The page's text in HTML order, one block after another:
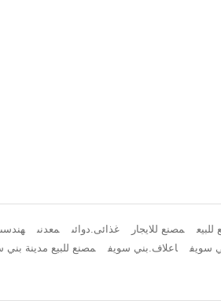
مصنع للايجار غذائى.دوائى معدنى هندسى
سويف
اعلاف.بني سويف مصنع للبيع مدينة بني